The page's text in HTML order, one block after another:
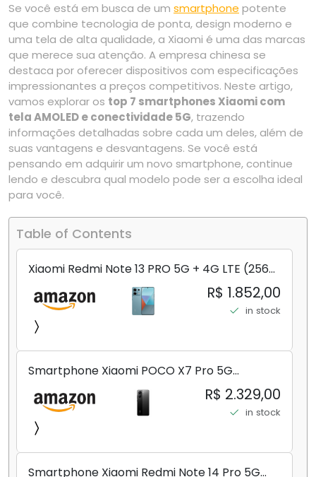
Se você está em busca de um smartphone potente
que combine tecnologia de ponta, design moderno e
uma tela de alta qualidade, a Xiaomi é uma das marcas
que merece sua atenção. A empresa chinesa se
destaca por oferecer dispositivos com especificações
impressionantes a preços competitivos. Neste artigo,
vamos explorar os top 7 smartphones Xiaomi com
tela AMOLED e conectividade 5G, trazendo
informações detalhadas sobre cada um deles, além de
suas vantagens e desvantagens. Se você está
pensando em adquirir um novo smartphone, continue
lendo e descubra qual modelo pode ser a escolha ideal
para você.
Table of Contents
Xiaomi Redmi Note 13 PRO 5G + 4G LTE (256
GB + 8 GB) 200 MP Triplo (Mobile Mint Tello
e) + (Pacote de carregador duplo de carro
rápido) (Ocean Teal (ROM))
R$ 1.852,00
in stock
Smartphone Xiaomi POCO X7 Pro 5G
8+256GB/12+256GB/12+512GB
R$ 2.329,00
in stock
Smartphone Xiaomi Redmi Note 14 Pro 5G